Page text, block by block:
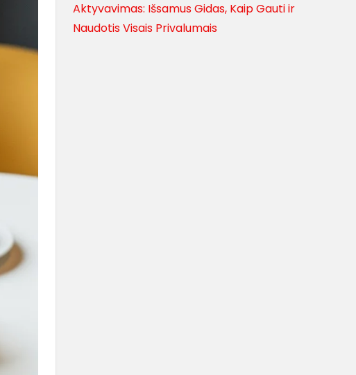
Aktyvavimas: Išsamus Gidas, Kaip Gauti ir
Naudotis Visais Privalumais